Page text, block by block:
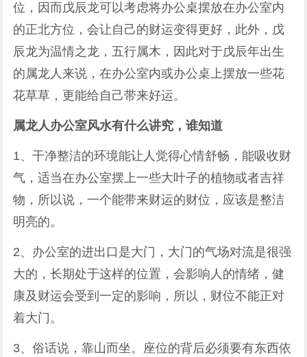
位，因而戊辰龙可以考虑将办公桌摆放在办公室内
的正北方位，会让自己的财运变得更好，此外，戊
辰龙为温情之龙，五行属木，因此对于戊辰年出生
的属龙人来说，在办公室内或办公桌上摆放一些花
花草草，更能给自己带来好运。
属龙人办公室风水有什么讲究，谁知道
1、干净整洁的环境能让人觉得心情舒畅，能吸收财
气，适当在办公室摆上一些大叶子的植物或者吉祥
物，所以说，一个能带来财运的财位，应该是整洁
明亮的。
2、办公室的进出口是大门，大门的气场对流是很强
大的，长期处于这样的位置，会影响人的情绪，健
康及财运会受到一定的影响，所以，财位不能正对
着大门。
3、俗话说，靠山而坐。座位的背后必须要有东西依